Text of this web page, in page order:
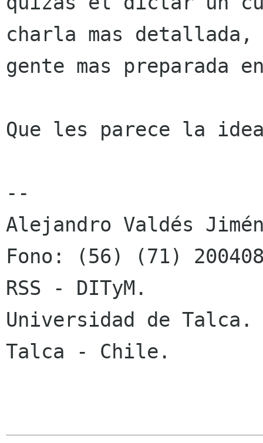
charla mas detallada,
gente mas preparada
Que les parece la
--
Alejandro Valdés
Fono: (56) (71)
RSS - DITyM.
Universidad de Talca.
Talca - Chile.